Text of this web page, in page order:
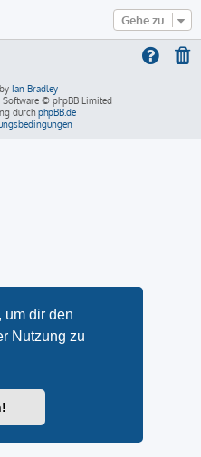
um dir den
Nutzung zu
Gehe zu
Ian Bradley
© phpBB Limited
durch phpBB.de